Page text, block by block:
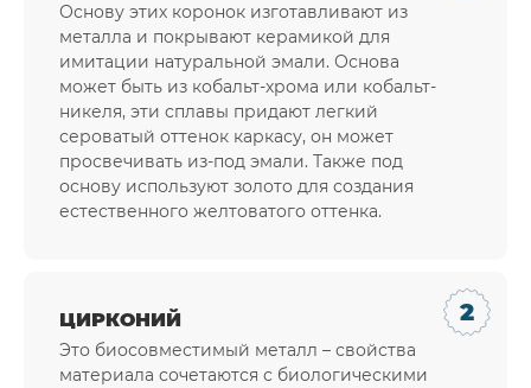
Основу этих коронок изготавливают из
металла и покрывают керамикой для
имитации натуральной эмали. Основа
может быть из кобальт-хрома или кобальт-
никеля, эти сплавы придают легкий
сероватый оттенок каркасу, он может
просвечивать из-под эмали. Также под
основу используют золото для создания
естественного желтоватого оттенка.
ЦИРКОНИЙ
Это биосовместимый металл – свойства
материала сочетаются с биологическими